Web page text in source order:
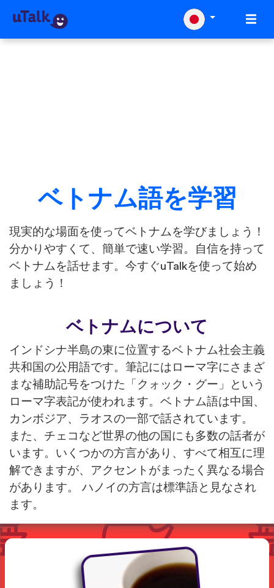
ベトナム語を学習
現実的な場面を使ってベトナムを学びましょう！
分かりやすくて、簡単で速い学習。自信を持って
ベトナムを話せます。今すぐuTalkを使って始め
ましょう！
ベトナムについて
インドシナ半島の東に位置するベトナム社会主義
共和国の公用語です。筆記にはローマ字にさまざ
まな補助記号をつけた「クォック・グー」という
ローマ字表記が使われます。ベトナム語は中国、
カンボジア、ラオスの一部で話されています。
また、チェコなど世界の他の国にも多数の話者が
います。いくつかの方言があり、すべて相互に理
解できますが、アクセントがまったく異なる場合
があります。 ハノイの方言は標準語と見なされ
ます。